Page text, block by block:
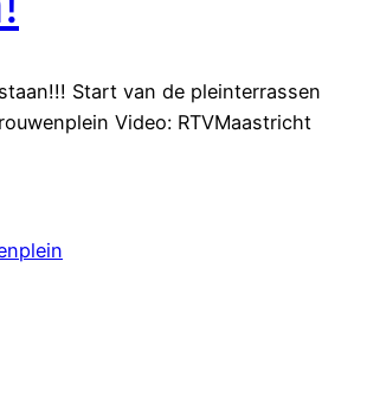
Start van de pleinterrassen
Video: RTVMaastricht